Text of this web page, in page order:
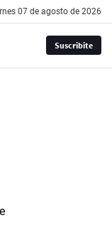
07 de agosto de 2026
Suscribite